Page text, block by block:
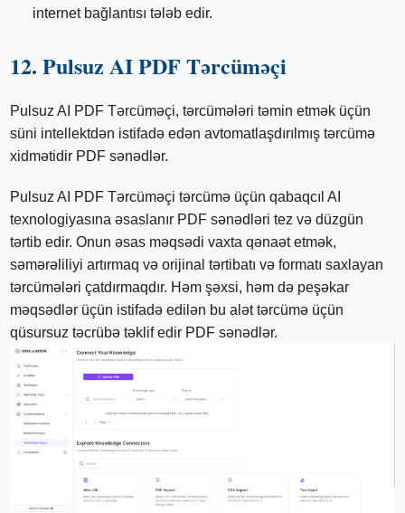
internet bağlantısı tələb edir.
12. Pulsuz AI PDF Tərcüməçi
Pulsuz AI PDF Tərcüməçi, tərcümələri təmin etmək üçün
süni intellektdən istifadə edən avtomatlaşdırılmış tərcümə
xidmətidir PDF sənədlər.
Pulsuz AI PDF Tərcüməçi tərcümə üçün qabaqcıl AI
texnologiyasına əsaslanır PDF sənədləri tez və düzgün
tərtib edir. Onun əsas məqsədi vaxta qənaət etmək,
səmərəliliyi artırmaq və orijinal tərtibatı və formatı saxlayan
tərcümələri çatdırmaqdır. Həm şəxsi, həm də peşəkar
məqsədlər üçün istifadə edilən bu alət tərcümə üçün
qüsursuz təcrübə təklif edir PDF sənədlər.